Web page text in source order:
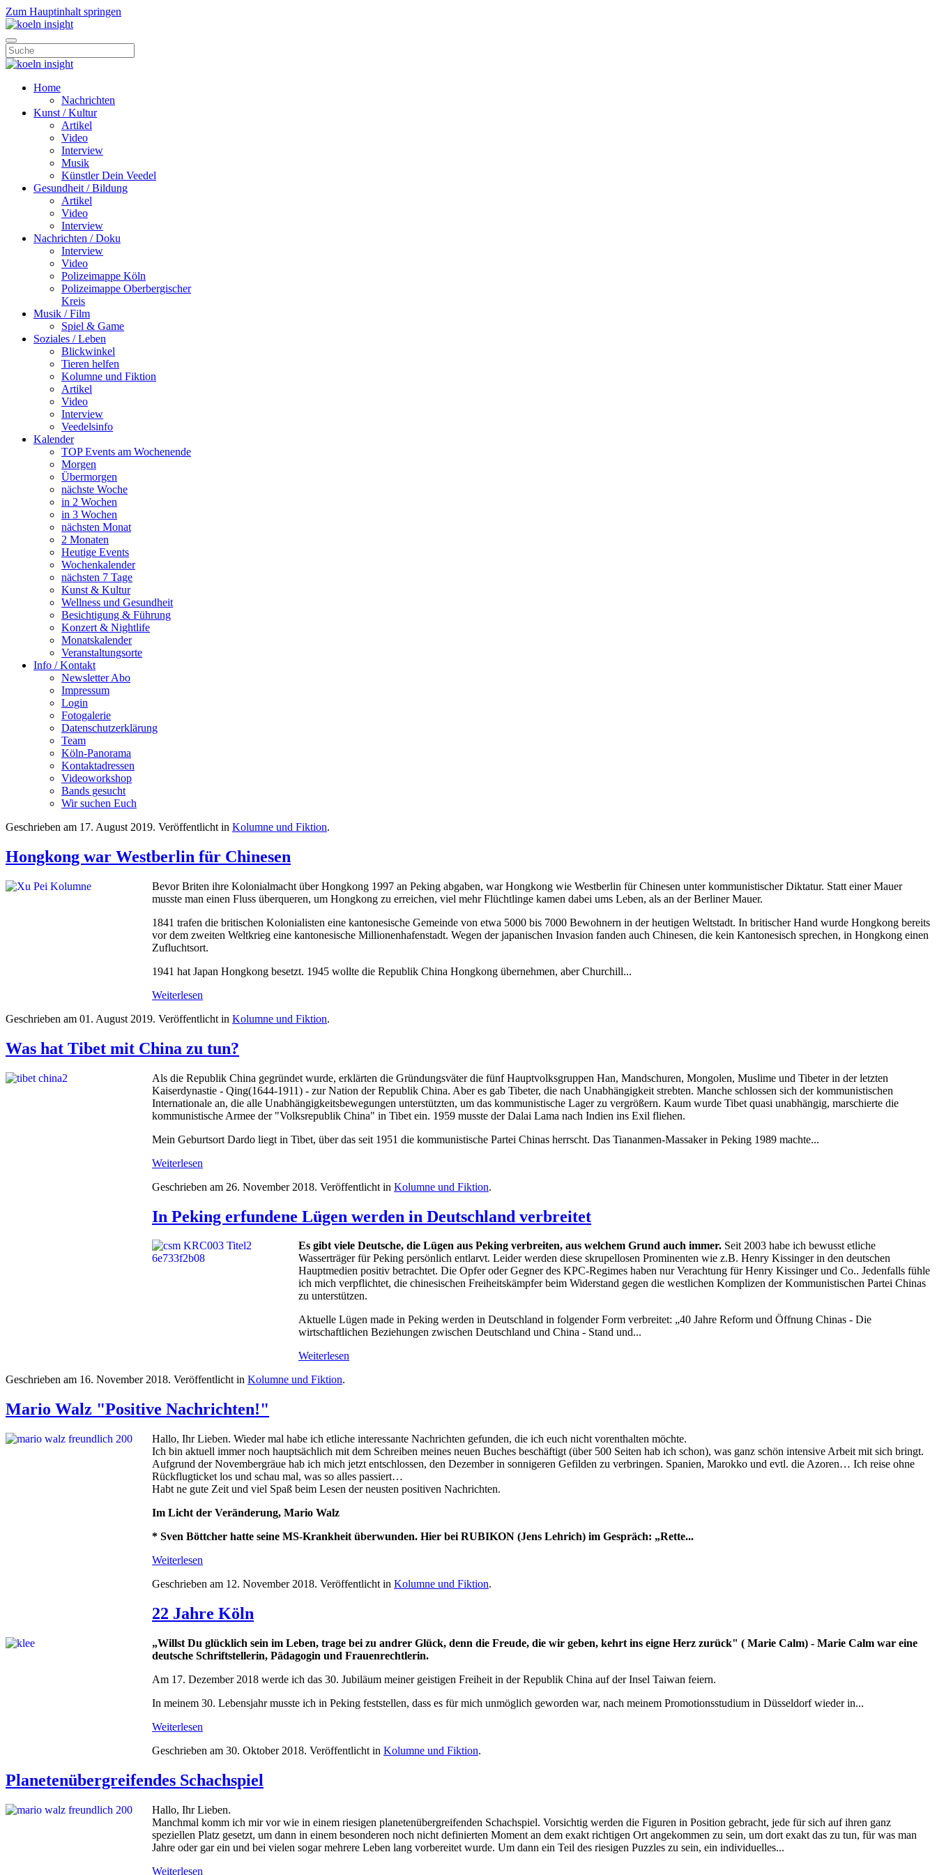
Zum Hauptinhalt springen
Home
Nachrichten
Kunst / Kultur
Artikel
Video
Interview
Musik
Künstler Dein Veedel
Gesundheit / Bildung
Artikel
Video
Interview
Nachrichten / Doku
Interview
Video
Polizeimappe Köln
Polizeimappe Oberbergischer
Kreis
Musik / Film
Spiel & Game
Soziales / Leben
Blickwinkel
Tieren helfen
Kolumne und Fiktion
Artikel
Video
Interview
Veedelsinfo
Kalender
TOP Events am Wochenende
Morgen
Übermorgen
nächste Woche
in 2 Wochen
in 3 Wochen
nächsten Monat
2 Monaten
Heutige Events
Wochenkalender
nächsten 7 Tage
Kunst & Kultur
Wellness und Gesundheit
Besichtigung & Führung
Konzert & Nightlife
Monatskalender
Veranstaltungsorte
Info / Kontakt
Newsletter Abo
Impressum
Login
Fotogalerie
Datenschutzerklärung
Team
Köln-Panorama
Kontaktadressen
Videoworkshop
Bands gesucht
Wir suchen Euch
Geschrieben am 17. August 2019. Veröffentlicht in Kolumne und Fiktion.
Hongkong war Westberlin für Chinesen
Bevor Briten ihre Kolonialmacht über Hongkong 1997 an Peking abgaben, war Hongkong wie Westberlin für Chinesen unter kommunistischer Diktatur. Statt einer Mauer
musste man einen Fluss überqueren, um Hongkong zu erreichen, viel mehr Flüchtlinge kamen dabei ums Leben, als an der Berliner Mauer.
1841 trafen die britischen Kolonialisten eine kantonesische Gemeinde von etwa 5000 bis 7000 Bewohnern in der heutigen Weltstadt. In britischer Hand wurde Hongkong bereits
vor dem zweiten Weltkrieg eine kantonesische Millionenhafenstadt. Wegen der japanischen Invasion fanden auch Chinesen, die kein Kantonesisch sprechen, in Hongkong einen
Zufluchtsort.
1941 hat Japan Hongkong besetzt. 1945 wollte die Republik China Hongkong übernehmen, aber Churchill...
Weiterlesen
Geschrieben am 01. August 2019. Veröffentlicht in Kolumne und Fiktion.
Was hat Tibet mit China zu tun?
Als die Republik China gegründet wurde, erklärten die Gründungsväter die fünf Hauptvolksgruppen Han, Mandschuren, Mongolen, Muslime und Tibeter in der letzten
Kaiserdynastie - Qing(1644-1911) - zur Nation der Republik China. Aber es gab Tibeter, die nach Unabhängigkeit strebten. Manche schlossen sich der kommunistischen
Internationale an, die alle Unabhängigkeitsbewegungen unterstützten, um das kommunistische Lager zu vergrößern. Kaum wurde Tibet quasi unabhängig, marschierte die
kommunistische Armee der "Volksrepublik China" in Tibet ein. 1959 musste der Dalai Lama nach Indien ins Exil fliehen.
Mein Geburtsort Dardo liegt in Tibet, über das seit 1951 die kommunistische Partei Chinas herrscht. Das Tiananmen-Massaker in Peking 1989 machte...
Weiterlesen
Geschrieben am 26. November 2018. Veröffentlicht in Kolumne und Fiktion.
In Peking erfundene Lügen werden in Deutschland verbreitet
Es gibt viele Deutsche, die Lügen aus Peking verbreiten, aus welchem Grund auch immer. Seit 2003 habe ich bewusst etliche
Wasserträger für Peking persönlich entlarvt. Leider werden diese skrupellosen Prominenten wie z.B. Henry Kissinger in den deutschen
Hauptmedien positiv betrachtet. Die Opfer oder Gegner des KPC-Regimes haben nur Verachtung für Henry Kissinger und Co.. Jedenfalls fühle
ich mich verpflichtet, die chinesischen Freiheitskämpfer beim Widerstand gegen die westlichen Komplizen der Kommunistischen Partei Chinas
zu unterstützen.
Aktuelle Lügen made in Peking werden in Deutschland in folgender Form verbreitet: „40 Jahre Reform und Öffnung Chinas - Die
wirtschaftlichen Beziehungen zwischen Deutschland und China - Stand und...
Weiterlesen
Geschrieben am 16. November 2018. Veröffentlicht in Kolumne und Fiktion.
Mario Walz "Positive Nachrichten!"
Hallo, Ihr Lieben. Wieder mal habe ich etliche interessante Nachrichten gefunden, die ich euch nicht vorenthalten möchte.
Ich bin aktuell immer noch hauptsächlich mit dem Schreiben meines neuen Buches beschäftigt (über 500 Seiten hab ich schon), was ganz schön intensive Arbeit mit sich bringt.
Aufgrund der Novembergräue hab ich mich jetzt entschlossen, den Dezember in sonnigeren Gefilden zu verbringen. Spanien, Marokko und evtl. die Azoren… Ich reise ohne
Rückflugticket los und schau mal, was so alles passiert…
Habt ne gute Zeit und viel Spaß beim Lesen der neusten positiven Nachrichten.
Im Licht der Veränderung, Mario Walz
* Sven Böttcher hatte seine MS-Krankheit überwunden. Hier bei RUBIKON (Jens Lehrich) im Gespräch: „Rette...
Weiterlesen
Geschrieben am 12. November 2018. Veröffentlicht in Kolumne und Fiktion.
22 Jahre Köln
„Willst Du glücklich sein im Leben, trage bei zu andrer Glück, denn die Freude, die wir geben, kehrt ins eigne Herz zurück" ( Marie Calm) - Marie Calm war eine
deutsche Schriftstellerin, Pädagogin und Frauenrechtlerin.
Am 17. Dezember 2018 werde ich das 30. Jubiläum meiner geistigen Freiheit in der Republik China auf der Insel Taiwan feiern.
In meinem 30. Lebensjahr musste ich in Peking feststellen, dass es für mich unmöglich geworden war, nach meinem Promotionsstudium in Düsseldorf wieder in...
Weiterlesen
Geschrieben am 30. Oktober 2018. Veröffentlicht in Kolumne und Fiktion.
Planetenübergreifendes Schachspiel
Hallo, Ihr Lieben.
Manchmal komm ich mir vor wie in einem riesigen planetenübergreifenden Schachspiel. Vorsichtig werden die Figuren in Position gebracht, jede für sich auf ihren ganz
speziellen Platz gesetzt, um dann in einem besonderen noch nicht definierten Moment an dem exakt richtigen Ort angekommen zu sein, um dort exakt das zu tun, für was man
Jahre oder gar ein und bei vielen sogar mehrere Leben lang vorbereitet wurde. Um dann ein Teil des riesigen Puzzles zu sein, ein individuelles...
Weiterlesen